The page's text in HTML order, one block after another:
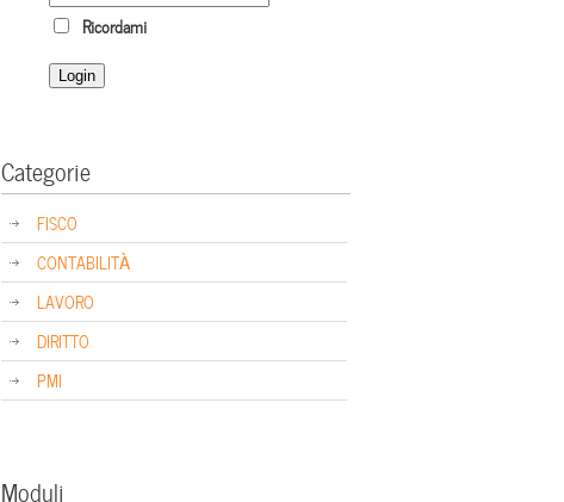
Ricordami
Categorie
FISCO
CONTABILITÀ
LAVORO
DIRITTO
PMI
Moduli